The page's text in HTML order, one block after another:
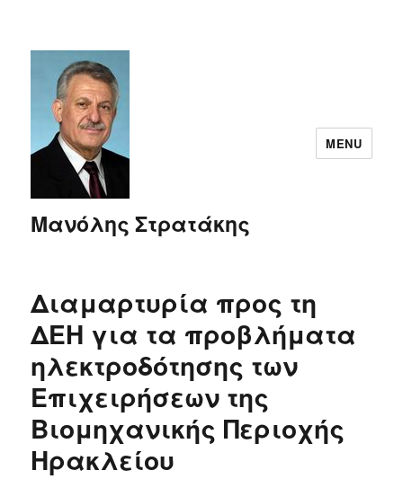
Μανόλης Στρατάκης
MENU
Διαμαρτυρία προς τη
ΔΕΗ για τα προβλήματα
ηλεκτροδότησης των
Επιχειρήσεων της
Βιομηχανικής Περιοχής
Ηρακλείου